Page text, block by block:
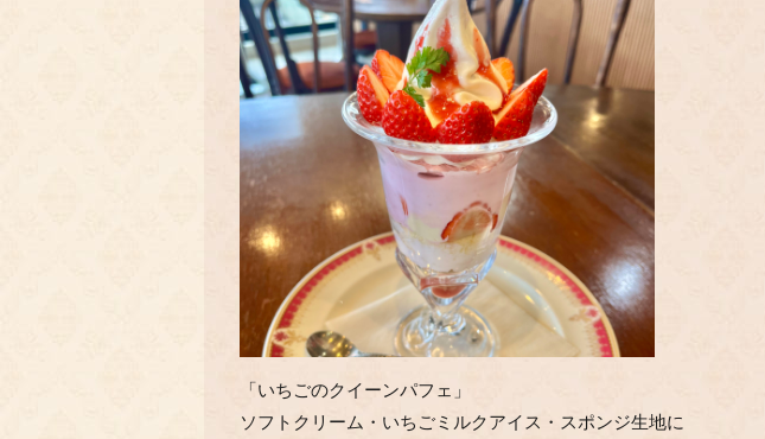
「いちごのクイーンパフェ」
ソフトクリーム・いちごミルクアイス・スポンジ生地に